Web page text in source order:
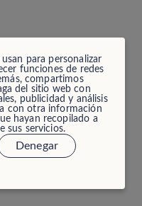
para personalizar
funciones de redes
compartimos
del sitio web con
publicidad y análisis
con otra información
hayan recopilado a
sus servicios.
Denegar